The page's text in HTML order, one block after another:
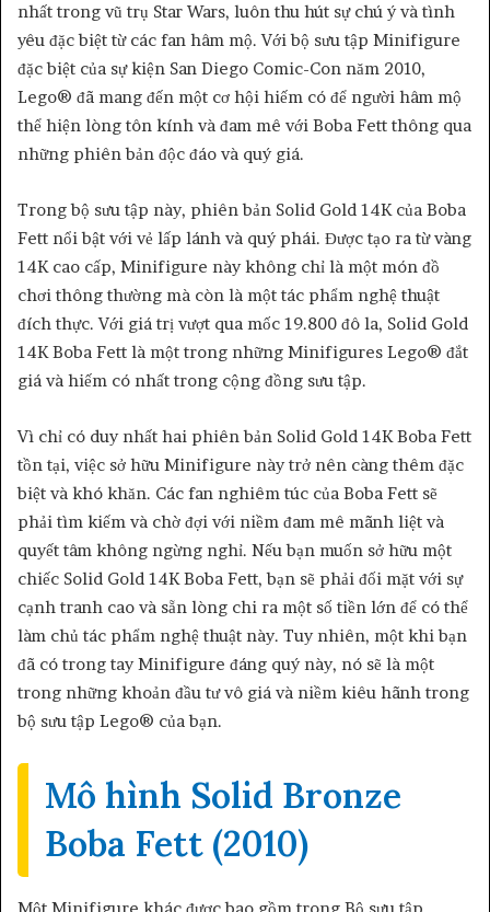
nhất trong vũ trụ Star Wars, luôn thu hút sự chú ý và tình
yêu đặc biệt từ các fan hâm mộ. Với bộ sưu tập Minifigure
đặc biệt của sự kiện San Diego Comic-Con năm 2010,
Lego® đã mang đến một cơ hội hiếm có để người hâm mộ
thể hiện lòng tôn kính và đam mê với Boba Fett thông qua
những phiên bản độc đáo và quý giá.
Trong bộ sưu tập này, phiên bản Solid Gold 14K của Boba
Fett nổi bật với vẻ lấp lánh và quý phái. Được tạo ra từ vàng
14K cao cấp, Minifigure này không chỉ là một món đồ
chơi thông thường mà còn là một tác phẩm nghệ thuật
đích thực. Với giá trị vượt qua mốc 19.800 đô la, Solid Gold
14K Boba Fett là một trong những Minifigures Lego® đắt
giá và hiếm có nhất trong cộng đồng sưu tập.
Vì chỉ có duy nhất hai phiên bản Solid Gold 14K Boba Fett
tồn tại, việc sở hữu Minifigure này trở nên càng thêm đặc
biệt và khó khăn. Các fan nghiêm túc của Boba Fett sẽ
phải tìm kiếm và chờ đợi với niềm đam mê mãnh liệt và
quyết tâm không ngừng nghỉ. Nếu bạn muốn sở hữu một
chiếc Solid Gold 14K Boba Fett, bạn sẽ phải đối mặt với sự
cạnh tranh cao và sẵn lòng chi ra một số tiền lớn để có thể
làm chủ tác phẩm nghệ thuật này. Tuy nhiên, một khi bạn
đã có trong tay Minifigure đáng quý này, nó sẽ là một
trong những khoản đầu tư vô giá và niềm kiêu hãnh trong
bộ sưu tập Lego® của bạn.
Mô hình Solid Bronze
Boba Fett (2010)